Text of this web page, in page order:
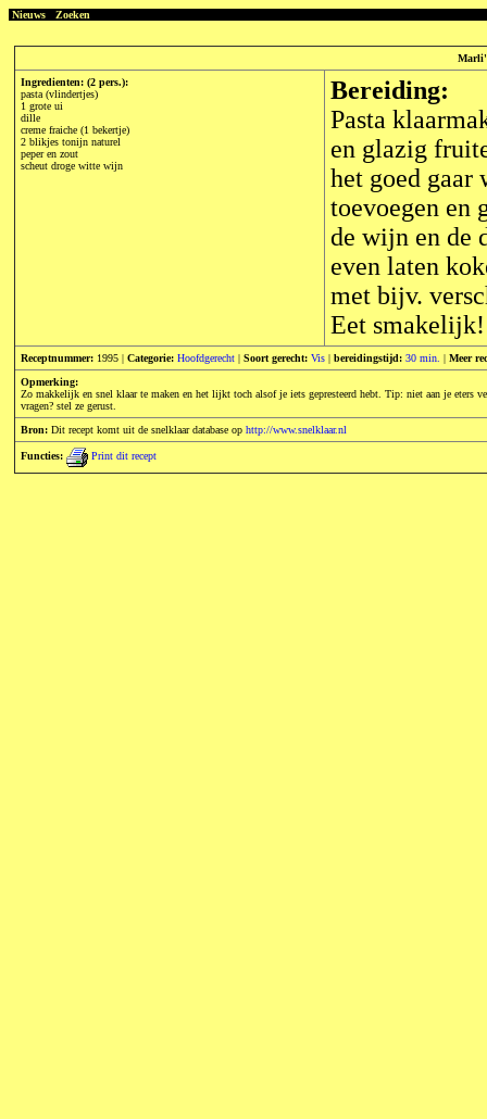
Nieuws Zoeken
Ingredienten: (2 pers.):
pasta (vlindertjes)
1 grote ui
dille
creme fraiche (1 bekertje)
2 blikjes tonijn naturel
peper en zout
scheut droge witte wijn
Bereiding:
Pasta
en glazig
het goed gaar
toevoegen en
de wijn en de
even laten
met bijv.
Eet smakelijk!
Receptnummer: 1995 | Categorie: Hoofdgerecht | Soort gerecht: Vis | bereidingstijd: 30 min. | Meer
Opmerking:
Zo makkelijk en snel klaar te maken en het lijkt toch alsof je iets gepresteerd hebt. Tip: niet aan je eters
vragen? stel ze gerust.
Bron: Dit recept komt uit de snelklaar database op http://www.snelklaar.nl
Functies: Print dit recept